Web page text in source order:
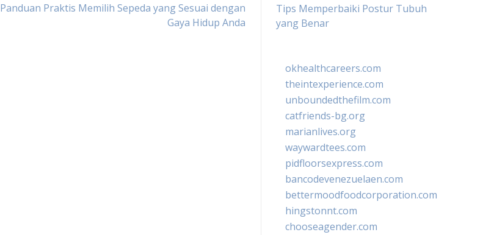
Panduan Praktis Memilih Sepeda yang Sesuai dengan
Gaya Hidup Anda
Tips Memperbaiki Postur Tubuh
yang Benar
okhealthcareers.com
theintexperience.com
unboundedthefilm.com
catfriends-bg.org
marianlives.org
waywardtees.com
pidfloorsexpress.com
bancodevenezuelaen.com
bettermoodfoodcorporation.com
hingstonnt.com
chooseagender.com